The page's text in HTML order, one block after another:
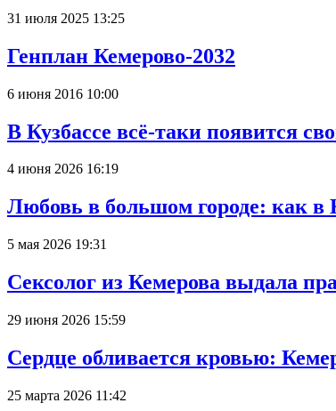
31 июля 2025 13:25
Генплан Кемерово-2032
6 июня 2016 10:00
В Кузбассе всё-таки появится
4 июня 2026 16:19
Любовь в большом городе: как в
5 мая 2026 19:31
Сексолог из Кемерова выдала
29 июня 2026 15:59
Сердце обливается кровью:
25 марта 2026 11:42